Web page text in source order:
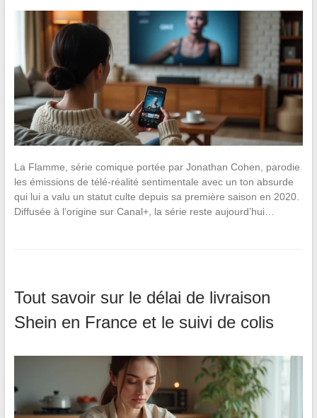
La Flamme, série comique portée par Jonathan Cohen, parodie
les émissions de télé-réalité sentimentale avec un ton absurde
qui lui a valu un statut culte depuis sa première saison en 2020.
Diffusée à l’origine sur Canal+, la série reste aujourd’hui…
Tout savoir sur le délai de livraison
Shein en France et le suivi de colis